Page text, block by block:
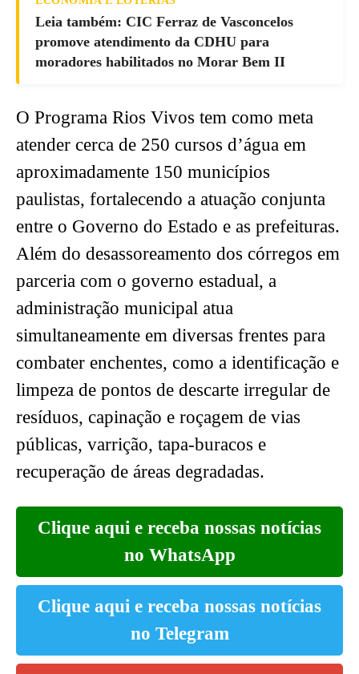
Leia também: CIC Ferraz de Vasconcelos
promove atendimento da CDHU para
moradores habilitados no Morar Bem II
O Programa Rios Vivos tem como meta
atender cerca de 250 cursos d’água em
aproximadamente 150 municípios
paulistas, fortalecendo a atuação conjunta
entre o Governo do Estado e as prefeituras.
Além do desassoreamento dos córregos em
parceria com o governo estadual, a
administração municipal atua
simultaneamente em diversas frentes para
combater enchentes, como a identificação e
limpeza de pontos de descarte irregular de
resíduos, capinação e roçagem de vias
públicas, varrição, tapa-buracos e
recuperação de áreas degradadas.
Clique aqui e receba nossas notícias
no WhatsApp
Clique aqui e receba nossas notícias
no Telegram